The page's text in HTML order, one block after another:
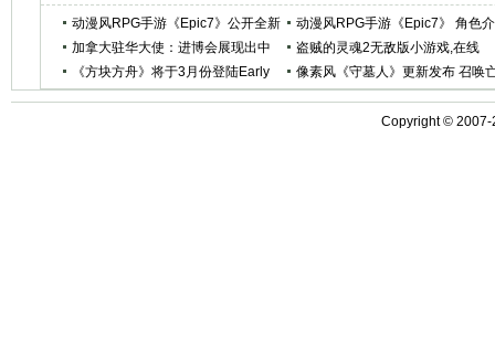
动漫风RPG手游《Epic7》公开全新
广告视频
动漫风RPG手游《Epic7》 角色介
绍视频公开
加拿大驻华大使：进博会展现出中
国的开放姿态
盗贼的灵魂2无敌版小游戏,在线
玩,4399小游戏
《方块方舟》将于3月份登陆Early
像素风《守墓人》更新发布 召唤
Copyright © 2007-